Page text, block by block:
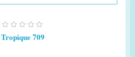
Tropique 709